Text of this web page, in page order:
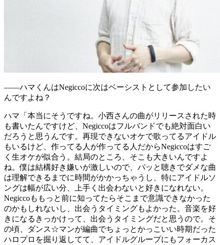
——ハマくんはNegiccoに次はベーシストとして参加したい
んですよね？
ハマ 「本当にそうですね。小西さんの曲がリリースされた時
も書いたんですけど、Negiccoはフルバンドでも絶対面白い
だろうと思うんです。再現できないオケで歌ってるアイドル
もいるけど、作ってる人が作ってる人だからNegiccoはすご
く生オケが似合う。結局のところ、そこも大きいんですよ
ね。僕は結構好き嫌いが激しいので、パッと聴きでダメな曲
は理解できるまでに時間がかかっちゃうし、特にアイドルソ
ングは幅が広い分、上手く出会わないと好きになれない。
Negiccoももっと前に知ってたらそこまで意識できなかった
のかもしれないし、出会うタイミングもよかった。音楽を好
きになるきっかけって、出会うタイミングだと思うので。そ
の頃、ダンス☆マンが編曲でちょっとかっこいい時期だった
ハロプロを掘り返してて、アイドルグループにもフォーカス